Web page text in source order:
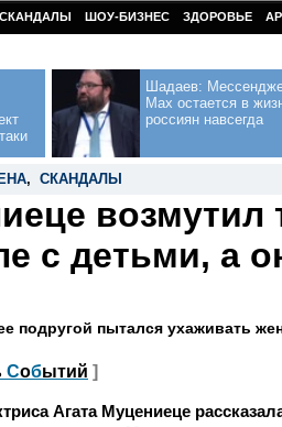
СКАНДАЛЫ ШОУ-БИЗНЕС ЗДОРОВЬЕ
Шадаев:
Max остается в
россиян навсегда
, СКАНДАЛЫ
с детьми, а
подругой пытался ухаживать
Событий ]
Агата Муцениеце